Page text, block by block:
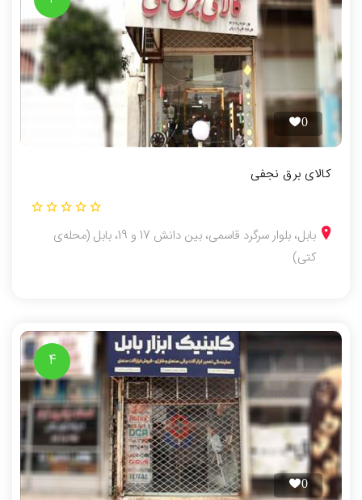
0
کالای برق نجفی
بابل، بلوار سرگرد قاسمی، بین دانش 17 و 19، بابل (محله‌ی
کتی)
4
0